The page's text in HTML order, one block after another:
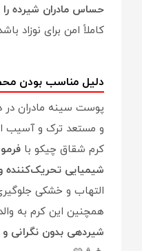
حساس مادران شیرده
کاملاً امن برای نوزاد
دلیل مناسب بودن
پوست سینه مادران
و مستعد ترک و آسیب
کرم شقاق چیکو با
شیمیایی تحریک‌کننده
التهاب و خشکی
همچنین این کرم به
شیردهی بدون نگرانی